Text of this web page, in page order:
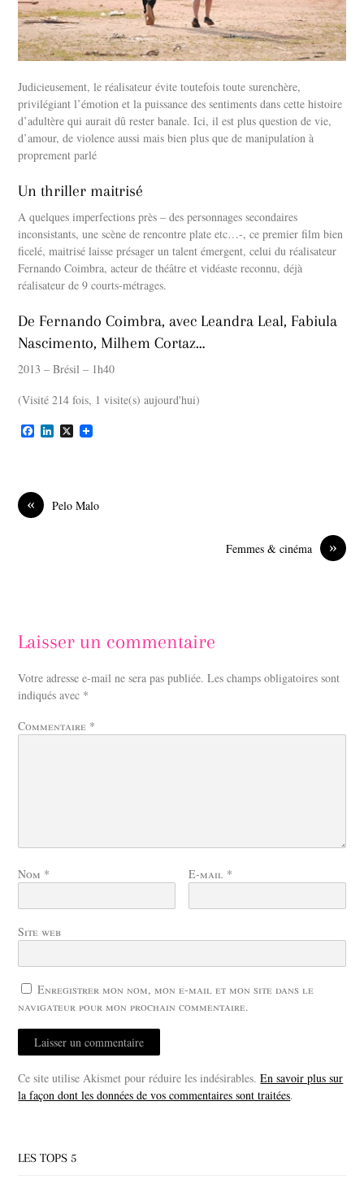
Judicieusement, le réalisateur évite toutefois toute surenchère,
privilégiant l’émotion et la puissance des sentiments dans cette histoire
d’adultère qui aurait dû rester banale. Ici, il est plus question de vie,
d’amour, de violence aussi mais bien plus que de manipulation à
proprement parlé
Un thriller maitrisé
A quelques imperfections près – des personnages secondaires
inconsistants, une scène de rencontre plate etc…-, ce premier film bien
ficelé, maitrisé laisse présager un talent émergent, celui du réalisateur
Fernando Coimbra, acteur de théâtre et vidéaste reconnu, déjà
réalisateur de 9 courts-métrages.
De Fernando Coimbra, avec Leandra Leal, Fabiula
Nascimento, Milhem Cortaz…
2013 – Brésil – 1h40
(Visité 214 fois, 1 visite(s) aujourd'hui)
F
o
o
k
L
I
X
« Pelo Malo
»
Femmes & cinéma
Laisser un commentaire
Votre adresse e-mail ne sera pas publiée. Les champs obligatoires sont
indiqués avec *
Commentaire *
Nom * E-mail *
Site web
Enregistrer mon nom, mon e-mail et mon site dans le
navigateur pour mon prochain commentaire.
Ce site utilise Akismet pour réduire les indésirables.En savoir plus sur
la façon dont les données de vos commentaires sont traitées.
LES TOPS 5